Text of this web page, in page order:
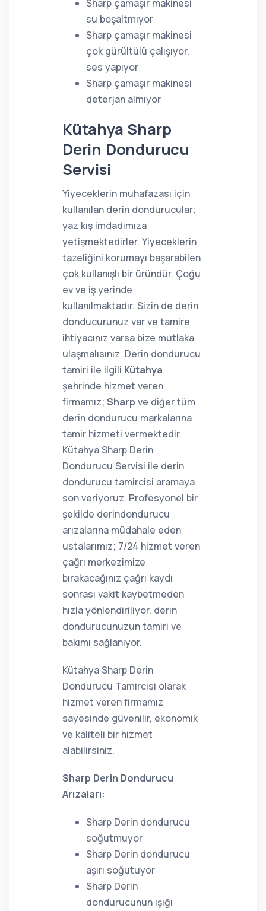
Sharp çamaşır makinesi
su boşaltmıyor
Sharp çamaşır makinesi
çok gürültülü çalışıyor,
ses yapıyor
Sharp çamaşır makinesi
deterjan almıyor
Kütahya Sharp
Derin Dondurucu
Servisi
Yiyeceklerin muhafazası için
kullanılan derin dondurucular;
yaz kış imdadımıza
yetişmektedirler. Yiyeceklerin
tazeliğini korumayı başarabilen
çok kullanışlı bir üründür. Çoğu
ev ve iş yerinde
kullanılmaktadır. Sizin de derin
donducurunuz var ve tamire
ihtiyacınız varsa bize mutlaka
ulaşmalısınız. Derin dondurucu
tamiri ile ilgili Kütahya
şehrinde hizmet veren
firmamız; Sharp ve diğer tüm
derin dondurucu markalarına
tamir hizmeti vermektedir.
Kütahya Sharp Derin
Dondurucu Servisi ile derin
dondurucu tamircisi aramaya
son veriyoruz. Profesyonel bir
şekilde derindondurucu
arızalarına müdahale eden
ustalarımız; 7/24 hizmet veren
çağrı merkezimize
bırakacağınız çağrı kaydı
sonrası vakit kaybetmeden
hızla yönlendiriliyor, derin
dondurucunuzun tamiri ve
bakımı sağlanıyor.
Kütahya Sharp Derin
Dondurucu Tamircisi olarak
hizmet veren firmamız
sayesinde güvenilir, ekonomik
ve kaliteli bir hizmet
alabilirsiniz.
Sharp Derin Dondurucu
Arızaları:
Sharp Derin dondurucu
soğutmuyor
Sharp Derin dondurucu
aşırı soğutuyor
Sharp Derin
dondurucunun ışığı